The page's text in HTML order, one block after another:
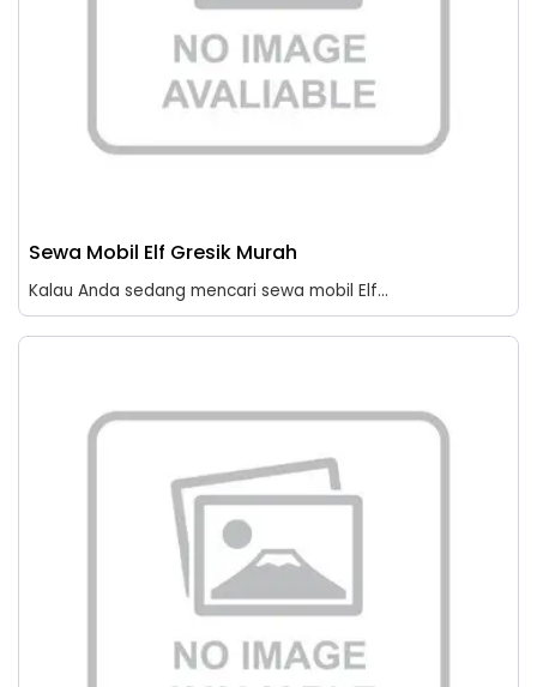
Sewa Mobil Elf Gresik Murah
Kalau Anda sedang mencari sewa mobil Elf...